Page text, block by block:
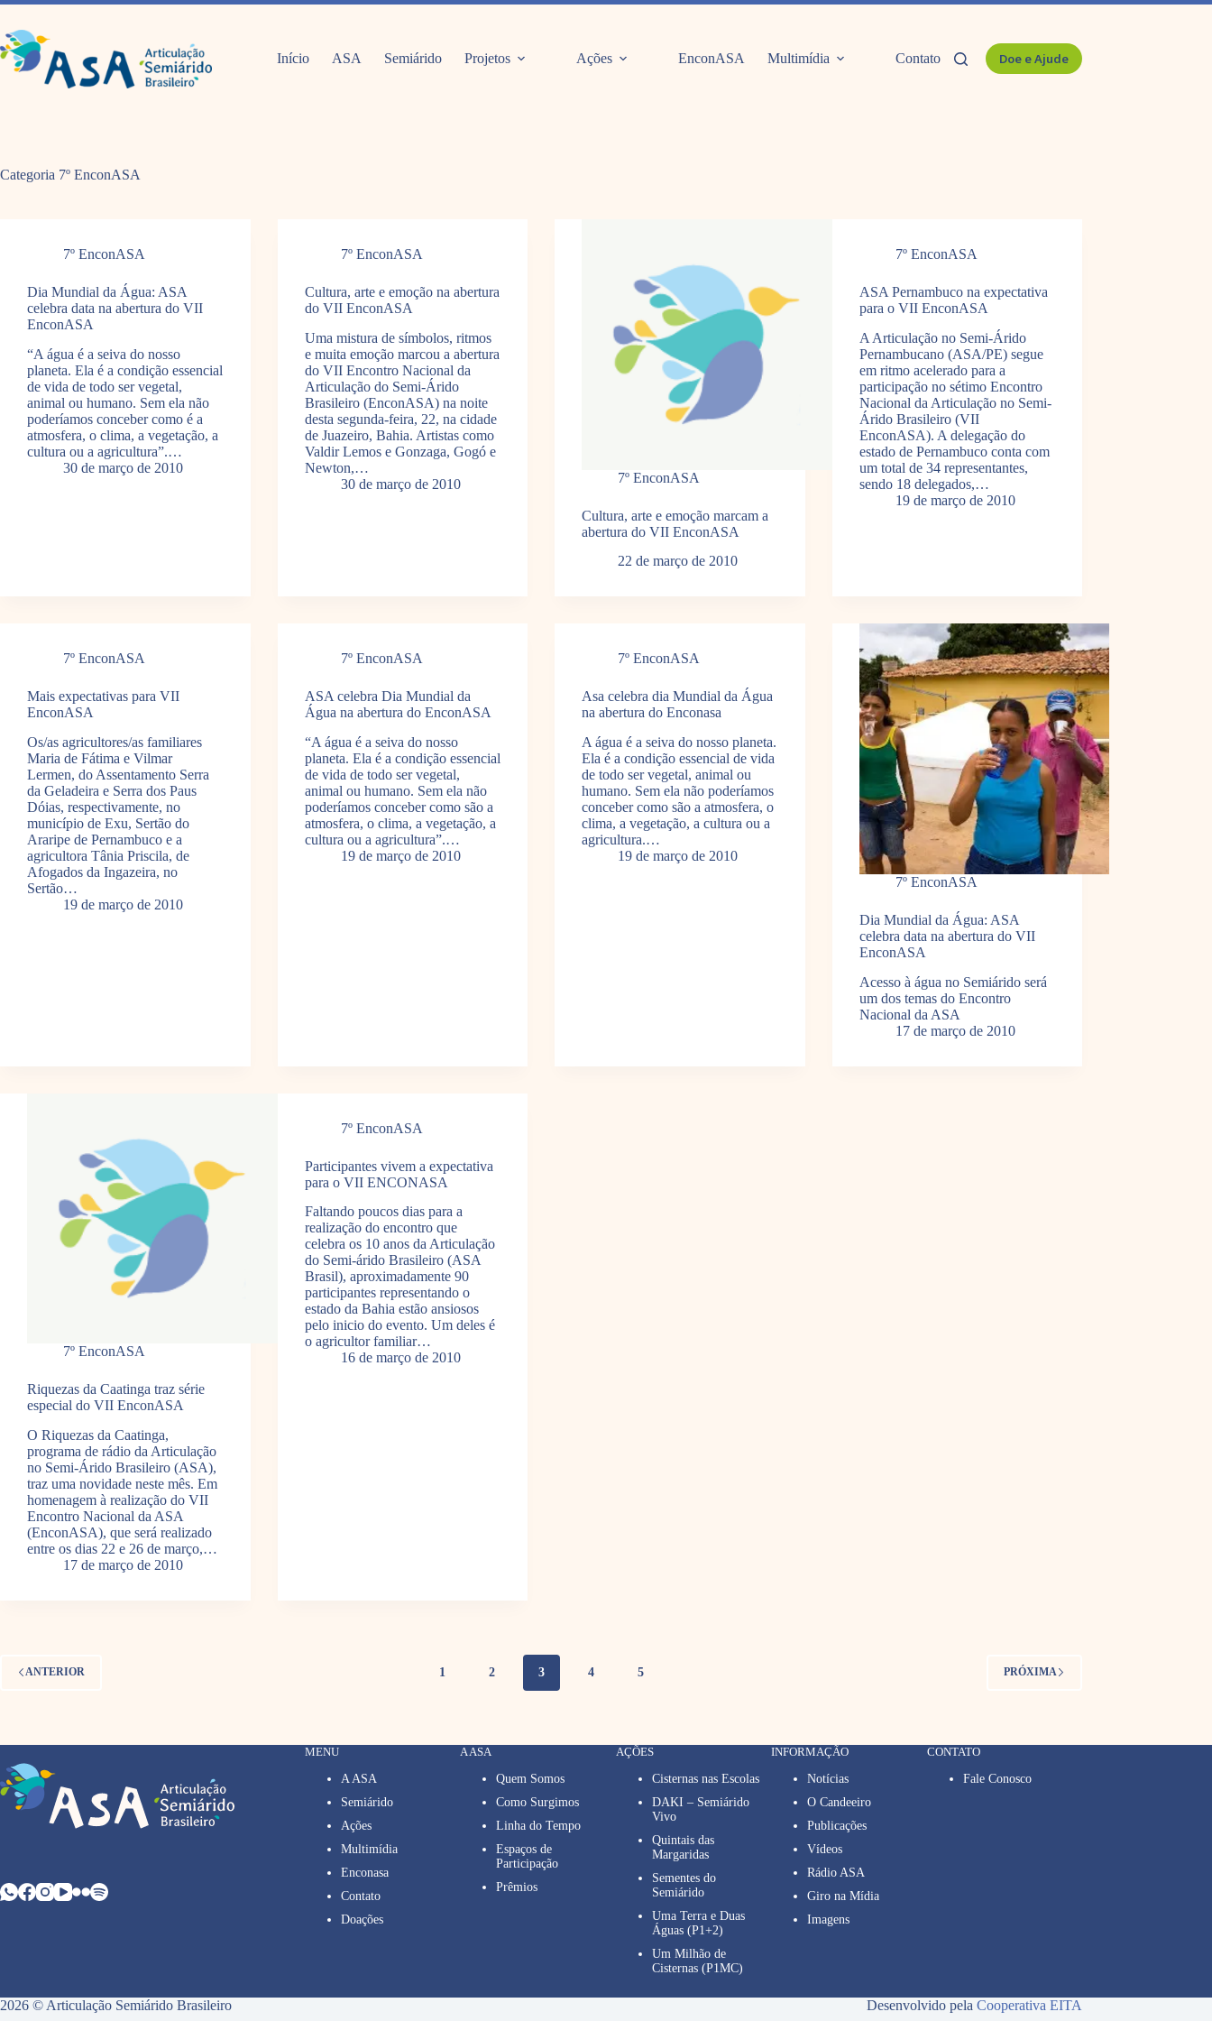
Pular
o
conteúdo
Início ASA Semiárido Projetos Ações EnconASA Multimídia Contato Doe e Ajude
Categoria 7º EnconASA
7º EnconASA
Dia Mundial da Água: ASA
celebra data na abertura do VII
EnconASA
“A água é a seiva do nosso
planeta. Ela é a condição essencial
de vida de todo ser vegetal,
animal ou humano. Sem ela não
poderíamos conceber como é a
atmosfera, o clima, a vegetação, a
cultura ou a agricultura”.…
30 de março de 2010
7º EnconASA
Cultura, arte e emoção na abertura
do VII EnconASA
Uma mistura de símbolos, ritmos
e muita emoção marcou a abertura
do VII Encontro Nacional da
Articulação do Semi-Árido
Brasileiro (EnconASA) na noite
desta segunda-feira, 22, na cidade
de Juazeiro, Bahia. Artistas como
Valdir Lemos e Gonzaga, Gogó e
Newton,…
30 de março de 2010
7º EnconASA
Cultura, arte e emoção marcam a
abertura do VII EnconASA
22 de março de 2010
7º EnconASA
ASA Pernambuco na expectativa
para o VII EnconASA
A Articulação no Semi-Árido
Pernambucano (ASA/PE) segue
em ritmo acelerado para a
participação no sétimo Encontro
Nacional da Articulação no Semi-
Árido Brasileiro (VII
EnconASA). A delegação do
estado de Pernambuco conta com
um total de 34 representantes,
sendo 18 delegados,…
19 de março de 2010
7º EnconASA
Mais expectativas para VII
EnconASA
Os/as agricultores/as familiares
Maria de Fátima e Vilmar
Lermen, do Assentamento Serra
da Geladeira e Serra dos Paus
Dóias, respectivamente, no
município de Exu, Sertão do
Araripe de Pernambuco e a
agricultora Tânia Priscila, de
Afogados da Ingazeira, no
Sertão…
19 de março de 2010
7º EnconASA
ASA celebra Dia Mundial da
Água na abertura do EnconASA
“A água é a seiva do nosso
planeta. Ela é a condição essencial
de vida de todo ser vegetal,
animal ou humano. Sem ela não
poderíamos conceber como são a
atmosfera, o clima, a vegetação, a
cultura ou a agricultura”.…
19 de março de 2010
7º EnconASA
Asa celebra dia Mundial da Água
na abertura do Enconasa
A água é a seiva do nosso planeta.
Ela é a condição essencial de vida
de todo ser vegetal, animal ou
humano. Sem ela não poderíamos
conceber como são a atmosfera, o
clima, a vegetação, a cultura ou a
agricultura.…
19 de março de 2010
7º EnconASA
Dia Mundial da Água: ASA
celebra data na abertura do VII
EnconASA
Acesso à água no Semiárido será
um dos temas do Encontro
Nacional da ASA
17 de março de 2010
7º EnconASA
Riquezas da Caatinga traz série
especial do VII EnconASA
O Riquezas da Caatinga,
programa de rádio da Articulação
no Semi-Árido Brasileiro (ASA),
traz uma novidade neste mês. Em
homenagem à realização do VII
Encontro Nacional da ASA
(EnconASA), que será realizado
entre os dias 22 e 26 de março,…
17 de março de 2010
7º EnconASA
Participantes vivem a expectativa
para o VII ENCONASA
Faltando poucos dias para a
realização do encontro que
celebra os 10 anos da Articulação
do Semi-árido Brasileiro (ASA
Brasil), aproximadamente 90
participantes representando o
estado da Bahia estão ansiosos
pelo inicio do evento. Um deles é
o agricultor familiar…
16 de março de 2010
ANTERIOR 1 2 3 4 5 PRÓXIMA
MENU
A ASA
Semiárido
Ações
Multimídia
Enconasa
Contato
Doações
A ASA
Quem Somos
Como Surgimos
Linha do Tempo
Espaços de
Participação
Prêmios
AÇÕES
Cisternas nas Escolas
DAKI – Semiárido
Vivo
Quintais das
Margaridas
Sementes do
Semiárido
Uma Terra e Duas
Águas (P1+2)
Um Milhão de
Cisternas (P1MC)
INFORMAÇÃO
Notícias
O Candeeiro
Publicações
Vídeos
Rádio ASA
Giro na Mídia
Imagens
CONTATO
Fale Conosco
2026 © Articulação Semiárido Brasileiro Desenvolvido pela Cooperativa EITA